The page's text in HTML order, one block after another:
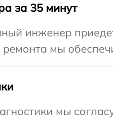
за 35 минут
инженер
мы
мы